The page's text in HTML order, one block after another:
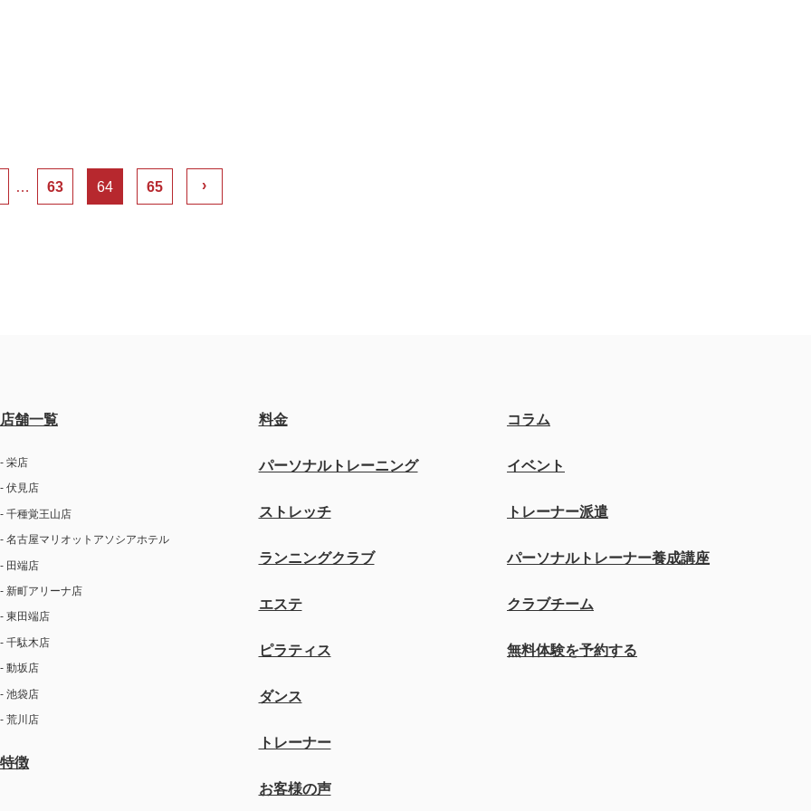
… 63 64 65 ›
店舗一覧
- 栄店
- 伏見店
- 千種覚王山店
- 名古屋マリオットアソシアホテル
- 田端店
- 新町アリーナ店
- 東田端店
- 千駄木店
- 動坂店
- 池袋店
- 荒川店
特徴
料金
パーソナルトレーニング
ストレッチ
ランニングクラブ
エステ
ピラティス
ダンス
トレーナー
お客様の声
コラム
イベント
トレーナー派遣
パーソナルトレーナー養成講座
クラブチーム
無料体験を予約する